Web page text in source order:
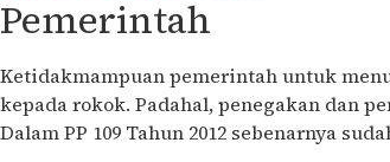
Pemerintah
Ketidakmampuan pemerintah untuk
kepada rokok. Padahal, penegakan dan
Dalam PP 109 Tahun 2012 sebenarnya